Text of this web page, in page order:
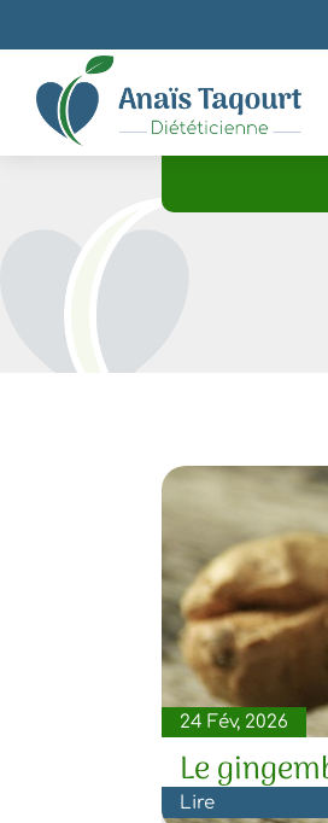
24 Fév, 2026
Le
Lire